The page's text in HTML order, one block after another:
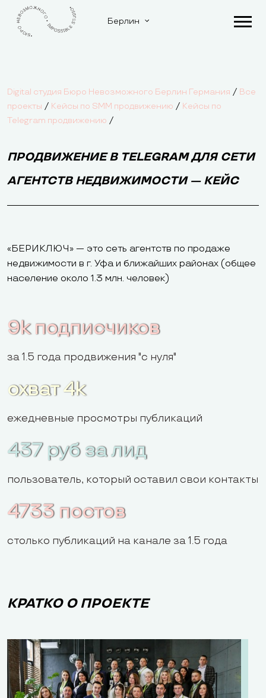
Берлин
Digital студия Бюро Невозможного Берлин Германия / Все
проекты / Кейсы по SMM продвижению / Кейсы по
Telegram продвижению /
ПРОДВИЖЕНИЕ В TELEGRAM ДЛЯ СЕТИ
АГЕНТСТВ НЕДВИЖИМОСТИ — КЕЙС
«БЕРИКЛЮЧ» — это сеть агентств по продаже
недвижимости в г. Уфа и ближайших районах (общее
население около 1.3 млн. человек)
9k подписчиков
за 1.5 года продвижения "с нуля"
охват 4k
ежедневные просмотры публикаций
437 руб за лид
пользователь, который оставил свои контакты
4733 постов
столько публикаций на канале за 1.5 года
КРАТКО О ПРОЕКТЕ